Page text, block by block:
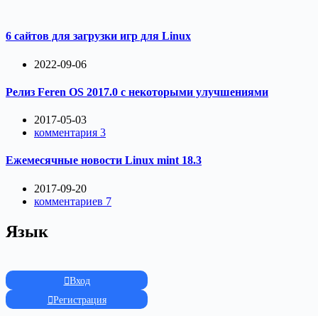
6 сайтов для загрузки игр для Linux
2022-09-06
Релиз Feren OS 2017.0 с некоторыми улучшениями
2017-05-03
комментария 3
Ежемесячные новости Linux mint 18.3
2017-09-20
комментариев 7
Язык
Вход
Регистрация